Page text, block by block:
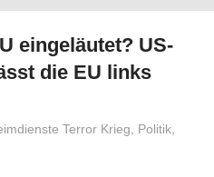
eingeläutet? US-
die EU links
Terror Krieg, Politik,